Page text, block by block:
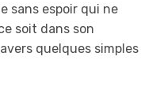
sans espoir qui ne
soit dans son
quelques simples